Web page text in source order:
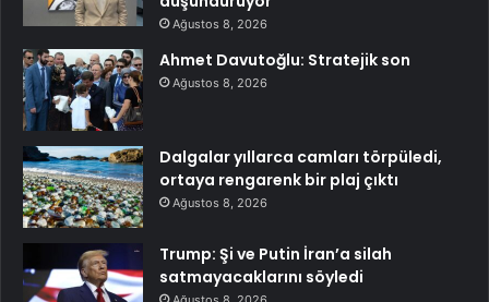
Ağustos 8, 2026
Ahmet Davutoğlu: Stratejik son
Ağustos 8, 2026
Dalgalar yıllarca camları törpüledi,
ortaya rengarenk bir plaj çıktı
Ağustos 8, 2026
Trump: Şi ve Putin İran’a silah
satmayacaklarını söyledi